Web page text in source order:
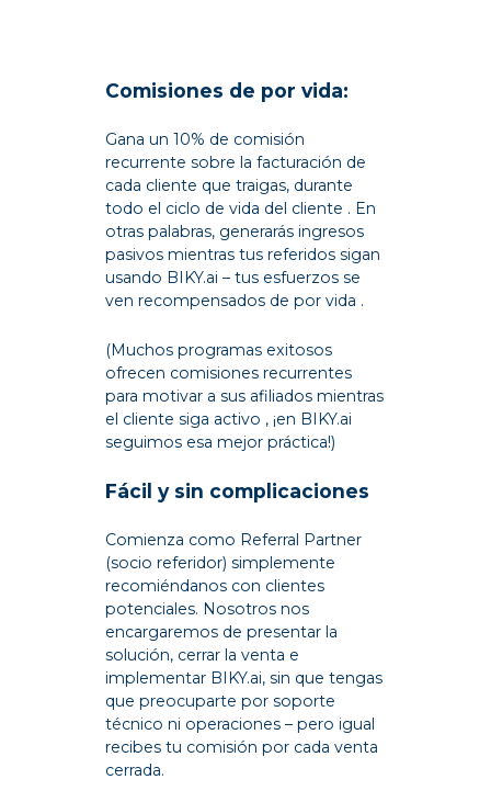
Comisiones de por vida:
Gana un 10% de comisión
recurrente sobre la facturación de
cada cliente que traigas, durante
todo el ciclo de vida del cliente . En
otras palabras, generarás ingresos
pasivos mientras tus referidos sigan
usando BIKY.ai – tus esfuerzos se
ven recompensados de por vida .
(Muchos programas exitosos
ofrecen comisiones recurrentes
para motivar a sus afiliados mientras
el cliente siga activo , ¡en BIKY.ai
seguimos esa mejor práctica!)
Fácil y sin complicaciones
Comienza como Referral Partner
(socio referidor) simplemente
recomiéndanos con clientes
potenciales. Nosotros nos
encargaremos de presentar la
solución, cerrar la venta e
implementar BIKY.ai, sin que tengas
que preocuparte por soporte
técnico ni operaciones – pero igual
recibes tu comisión por cada venta
cerrada.